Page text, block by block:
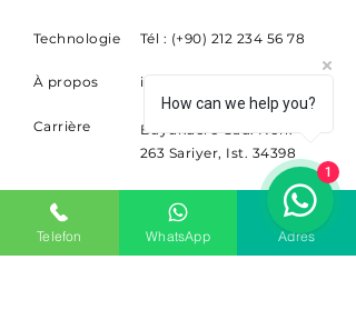
Technologie Tél : (+90) 212 234 56 78
À propos info@sitem.com
Carrière
Buyukdere Cad. Non.
263 Sariyer, Ist. 34398
S'ABONNER
Inscrivez-vous pour recevoir
Telefon WhatsApp Adres
How can we help you?
1